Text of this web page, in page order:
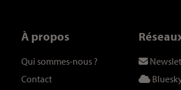
À propos
Qui sommes-nous ?
Contact